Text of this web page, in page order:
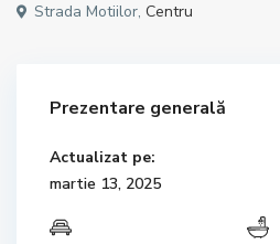
Strada Motiilor, Centru
Prezentare generală
Actualizat pe:
martie 13, 2025